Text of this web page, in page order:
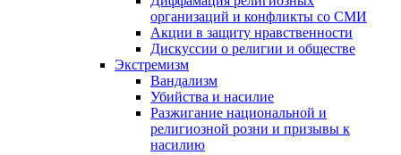
организаций и конфликты со СМИ
Акции в защиту нравственности
Дискуссии о религии и обществе
Экстремизм
Вандализм
Убийства и насилие
Разжигание национальной и
религиозной розни и призывы к
насилию